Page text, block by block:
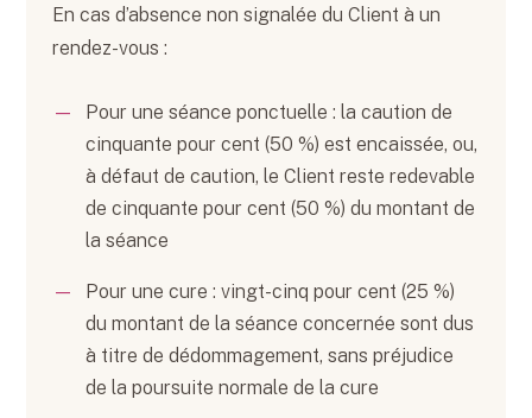
En cas d’absence non signalée du Client à un
rendez-vous :
Pour une séance ponctuelle : la caution de
cinquante pour cent (50 %) est encaissée, ou,
à défaut de caution, le Client reste redevable
de cinquante pour cent (50 %) du montant de
la séance
Pour une cure : vingt-cinq pour cent (25 %)
du montant de la séance concernée sont dus
à titre de dédommagement, sans préjudice
de la poursuite normale de la cure